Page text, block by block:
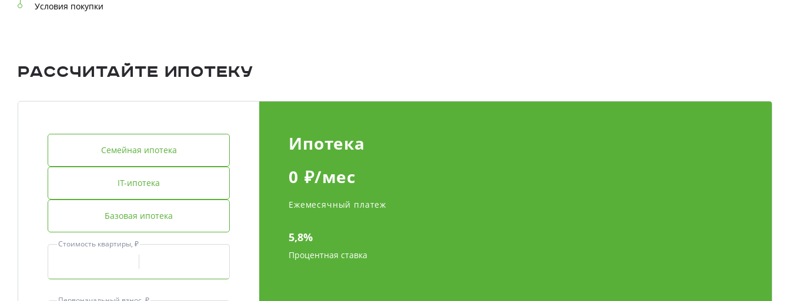
Условия покупки
Рассчитайте ипотеку
Семейная ипотека
IT-ипотека
Базовая ипотека
Стоимость квартиры, ₽
Ипотека
0 ₽/мес
Ежемесячный платеж
5,8%
Процентная ставка